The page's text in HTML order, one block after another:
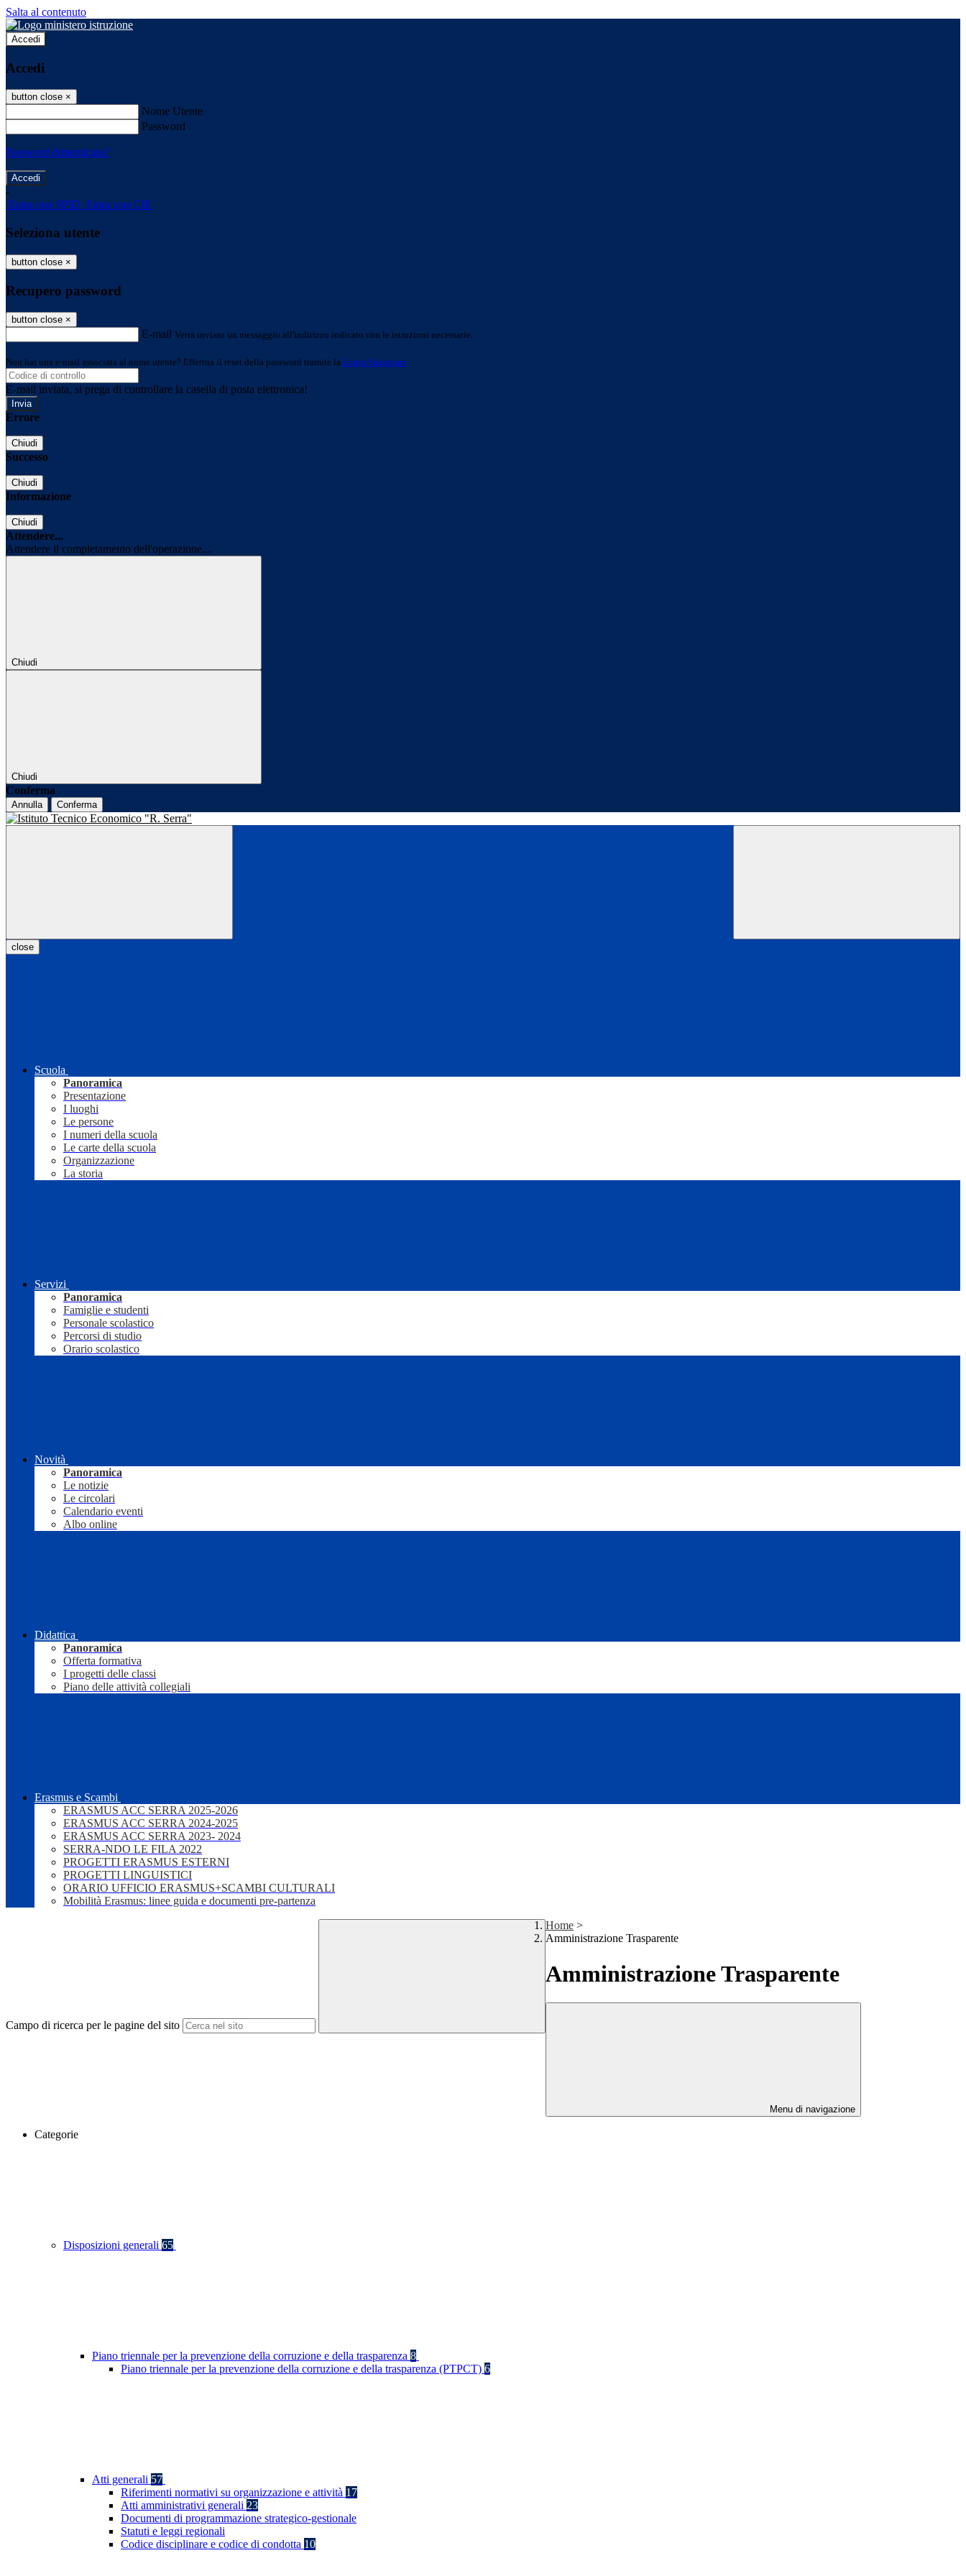
Salta al contenuto
Accedi
Accedi
button close ×
Nome Utente
Password
Password dimenticata?
-
Entra con SPID Entra con CIE
Seleziona utente
button close ×
Recupero password
button close ×
E-mail Verrà inviato un messaggio all'indirizzo indicato con le istruzioni necessarie.
Non hai una e-mail associata al nome utente? Effettua il reset della password tramite la Login Spaggiari
E-mail inviata, si prega di controllare la casella di posta elettronica!
Errore
Chiudi
Successo
Chiudi
Informazione
Chiudi
Attendere...
Attendere il completamento dell'operazione...
Chiudi
Chiudi
Conferma
Annulla Conferma
close
Scuola
Panoramica
Presentazione
I luoghi
Le persone
I numeri della scuola
Le carte della scuola
Organizzazione
La storia
Servizi
Panoramica
Famiglie e studenti
Personale scolastico
Percorsi di studio
Orario scolastico
Novità
Panoramica
Le notizie
Le circolari
Calendario eventi
Albo online
Didattica
Panoramica
Offerta formativa
I progetti delle classi
Piano delle attività collegiali
Erasmus e Scambi
ERASMUS ACC SERRA 2025-2026
ERASMUS ACC SERRA 2024-2025
ERASMUS ACC SERRA 2023- 2024
SERRA-NDO LE FILA 2022
PROGETTI ERASMUS ESTERNI
PROGETTI LINGUISTICI
ORARIO UFFICIO ERASMUS+SCAMBI CULTURALI
Mobilità Erasmus: linee guida e documenti pre-partenza
Campo di ricerca per le pagine del sito
Home >
Amministrazione Trasparente
Amministrazione Trasparente
Menu di navigazione
Categorie
Disposizioni generali 65
Piano triennale per la prevenzione della corruzione e della trasparenza 8
Piano triennale per la prevenzione della corruzione e della trasparenza (PTPCT) 6
Atti generali 57
Riferimenti normativi su organizzazione e attività 17
Atti amministrativi generali 23
Documenti di programmazione strategico-gestionale
Statuti e leggi regionali
Codice disciplinare e codice di condotta 10